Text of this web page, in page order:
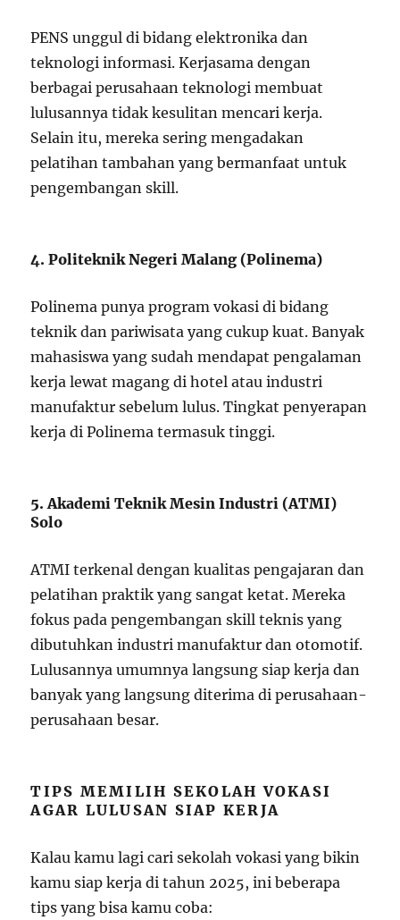
PENS unggul di bidang elektronika dan
teknologi informasi. Kerjasama dengan
berbagai perusahaan teknologi membuat
lulusannya tidak kesulitan mencari kerja.
Selain itu, mereka sering mengadakan
pelatihan tambahan yang bermanfaat untuk
pengembangan skill.
4. Politeknik Negeri Malang (Polinema)
Polinema punya program vokasi di bidang
teknik dan pariwisata yang cukup kuat. Banyak
mahasiswa yang sudah mendapat pengalaman
kerja lewat magang di hotel atau industri
manufaktur sebelum lulus. Tingkat penyerapan
kerja di Polinema termasuk tinggi.
5. Akademi Teknik Mesin Industri (ATMI)
Solo
ATMI terkenal dengan kualitas pengajaran dan
pelatihan praktik yang sangat ketat. Mereka
fokus pada pengembangan skill teknis yang
dibutuhkan industri manufaktur dan otomotif.
Lulusannya umumnya langsung siap kerja dan
banyak yang langsung diterima di perusahaan-
perusahaan besar.
TIPS MEMILIH SEKOLAH VOKASI
AGAR LULUSAN SIAP KERJA
Kalau kamu lagi cari sekolah vokasi yang bikin
kamu siap kerja di tahun 2025, ini beberapa
tips yang bisa kamu coba: